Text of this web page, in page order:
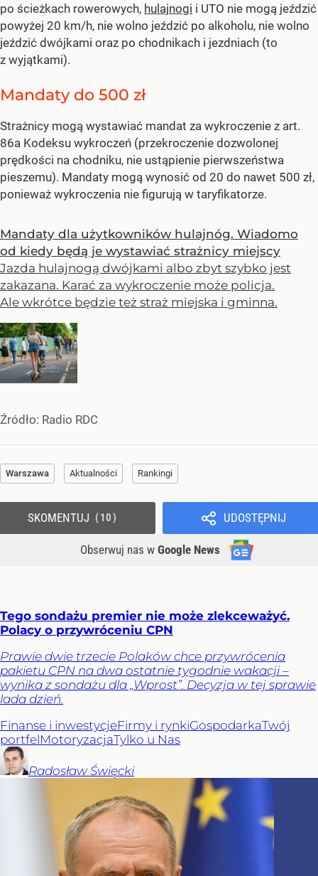
po ścieżkach rowerowych, hulajnogi i UTO nie mogą jeździć
powyżej 20 km/h, nie wolno jeździć po alkoholu, nie wolno
jeździć dwójkami oraz po chodnikach i jezdniach (to
z wyjątkami).
Mandaty do 500 zł
Strażnicy mogą wystawiać mandat za wykroczenie z art.
86a Kodeksu wykroczeń (przekroczenie dozwolonej
prędkości na chodniku, nie ustąpienie pierwszeństwa
pieszemu). Mandaty mogą wynosić od 20 do nawet 500 zł,
ponieważ wykroczenia nie figurują w taryfikatorze.
Mandaty dla użytkowników hulajnóg. Wiadomo
od kiedy będą je wystawiać strażnicy miejscy
Jazda hulajnogą dwójkami albo zbyt szybko jest
zakazana. Karać za wykroczenie może policja.
Ale wkrótce będzie też straż miejska i gminna.
Źródło: Radio RDC
Warszawa Aktualności Rankingi
UDOSTĘPNIJ
Obserwuj nas w Google News
SKOMENTUJ 10
Tego sondażu premier nie może zlekceważyć.
Polacy o przywróceniu CPN
Prawie dwie trzecie Polaków chce przywrócenia
pakietu CPN na dwa ostatnie tygodnie wakacji –
wynika z sondażu dla „Wprost”. Decyzja w tej sprawie
lada dzień.
Finanse i inwestycjeFirmy i rynkiGospodarkaTwój
portfelMotoryzacjaTylko u Nas
Radosław Święcki